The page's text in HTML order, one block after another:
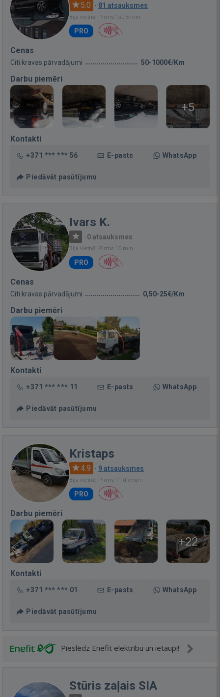
5.0 · 81 atsauksmes
Bija vietnē: Pirms 1st. 5 min.
PRO
Cenas
Citi kravas pārvadājumi 50-1000€/Km
Darbu piemēri
+5
Kontakti
+371 *** *** 56 E-pasts WhatsApp
Piedāvāt pasūtījumu
Ivars K.
· 0 atsauksmes
Bija vietnē: Pirms 10 min.
PRO
Cenas
Citi kravas pārvadājumi 0,50-25€/Km
Darbu piemēri
Kontakti
+371 *** *** 11 E-pasts WhatsApp
Piedāvāt pasūtījumu
Kristaps
4.9 · 9 atsauksmes
Bija vietnē: Pirms 11 dienām
PRO
Darbu piemēri
+22
Kontakti
+371 *** *** 01 E-pasts WhatsApp
Piedāvāt pasūtījumu
Pieslēdz Enefit elektrību un ietaupi!
Stūris zaļais SIA